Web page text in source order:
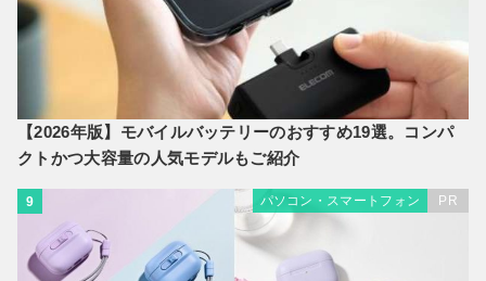
【2026年版】モバイルバッテリーのおすすめ19選。コンパ
クトかつ大容量の人気モデルもご紹介
9 パソコン・スマートフォン PR